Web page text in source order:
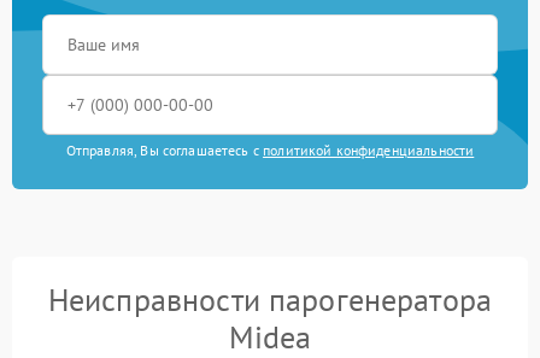
Отправляя, Вы соглашаетесь с политикой конфиденциальности
Неисправности парогенератора
Midea